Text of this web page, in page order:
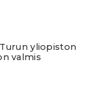
yliopiston
valmis